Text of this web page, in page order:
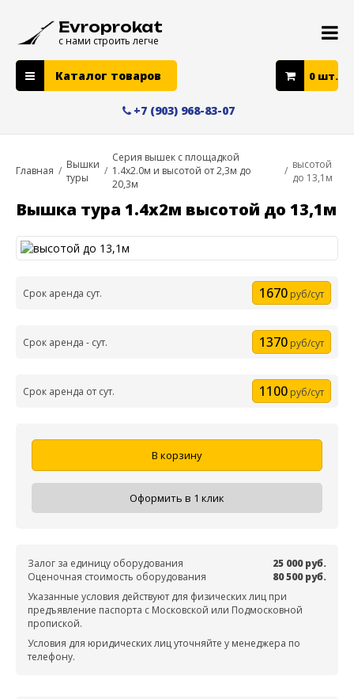
Evroprokat
с нами строить легче
Каталог товаров 0 шт.
+7 (903) 968-83-07
Главная / Вышки
туры
/
Серия вышек с площадкой
1.4х2.0м и высотой от 2,3м до
20,3м
/ высотой
до 13,1м
Вышка тура 1.4х2м высотой до 13,1м
Срок аренда сут. 1670 руб/сут
Срок аренда - сут. 1370 руб/сут
Срок аренда от сут. 1100 руб/сут
В корзину
Оформить в 1 клик
Залог за единицу оборудования
25 000 руб.
Оценочная стоимость оборудования
80 500 руб.
Указанные условия действуют для физических лиц при
предъявление паспорта с Московской или Подмосковной
пропиской.
Условия для юридических лиц уточняйте у менеджера по
телефону.